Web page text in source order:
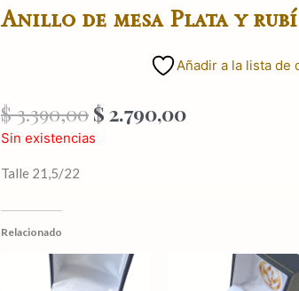
Anillo de mesa Plata y
Añadir a la lista de
$3.390,00 El
precio
$ 2.790,00El
Sin existencias
Talle 21,5/22
Relacionado